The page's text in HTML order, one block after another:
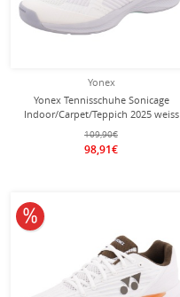
Yonex
Yonex Tennisschuhe Sonicage
Indoor/Carpet/Teppich 2025 weiss
Damen
109,90€
98,91€
10% reduziert